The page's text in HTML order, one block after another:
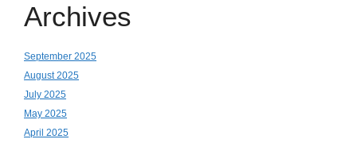
Archives
September 2025
August 2025
July 2025
May 2025
April 2025